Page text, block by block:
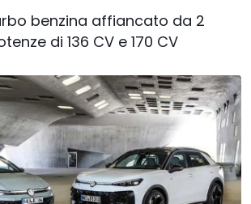
benzina affiancato da 2
di 136 CV e 170 CV